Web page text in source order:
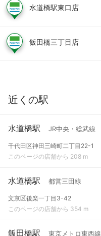
水道橋駅東口店
飯田橋三丁目店
近くの駅
水道橋駅 JR中央・総武線
千代田区神田三崎町二丁目22-1
このページの店舗から 208 m
水道橋駅 都営三田線
文京区後楽一丁目3-42
このページの店舗から 354 m
飯田橋駅 東京メトロ東西線